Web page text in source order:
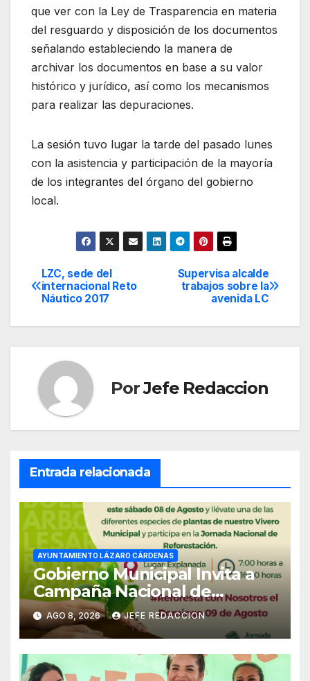
que ver con la Ley de Trasparencia en materia
del resguardo y disposición de los documentos
señalando estableciendo la manera de
archivar los documentos en base a su valor
histórico y jurídico, así como los mecanismos
para realizar las depuraciones.
La sesión tuvo lugar la tarde del pasado lunes
con la asistencia y participación de la mayoría
de los integrantes del órgano del gobierno
local.
Navegación
de
Supervisa alcalde
trabajos sobre la
avenida LC
LZC, sede del
internacional Reto
Náutico 2017
PorJefe Redaccion
Entrada relacionada
AYUNTAMIENTO LÁZARO CÁRDENAS
Gobierno Municipal Invita a
Campaña Nacional de
Reforestación
AGO 8, 2026 JEFE REDACCION